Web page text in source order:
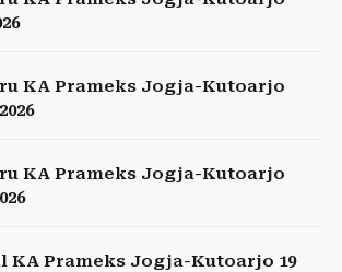
KA Prameks Jogja-Kutoarjo
KA Prameks Jogja-Kutoarjo
KA Prameks Jogja-Kutoarjo 19